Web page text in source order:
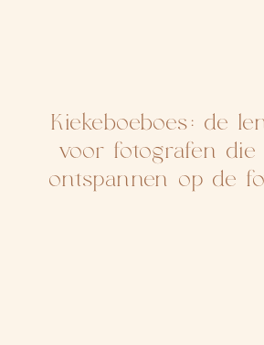
Kiekeboeboes: de
voor fotografen die
ontspannen op de